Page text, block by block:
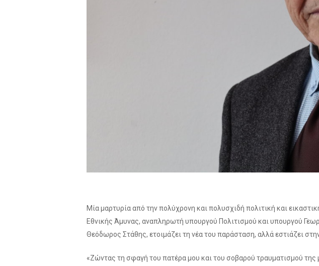
Μία μαρτυρία από την πολύχρονη και πολυσχιδή πολιτική και
Εθνικής Άμυνας, αναπληρωτή υπουργού Πολιτισμού και υπουργού
Θεόδωρος Στάθης, ετοιμάζει τη νέα του παράσταση, αλλά εστιάζει
«Ζώντας τη σφαγή του πατέρα μου και του σοβαρού τραυματισμού